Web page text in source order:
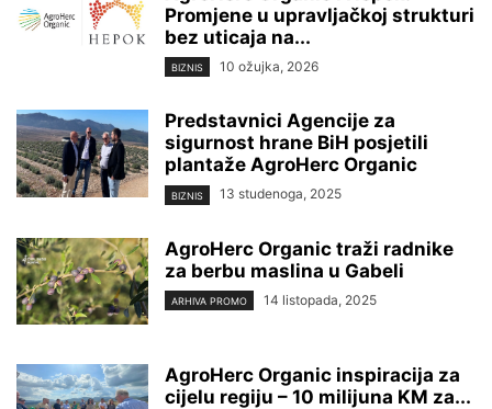
Promjene u upravljačkoj strukturi
bez uticaja na...
BIZNIS 10 ožujka, 2026
Predstavnici Agencije za
sigurnost hrane BiH posjetili
plantaže AgroHerc Organic
BIZNIS 13 studenoga, 2025
AgroHerc Organic traži radnike
za berbu maslina u Gabeli
ARHIVA PROMO 14 listopada, 2025
AgroHerc Organic inspiracija za
cijelu regiju – 10 milijuna KM za...